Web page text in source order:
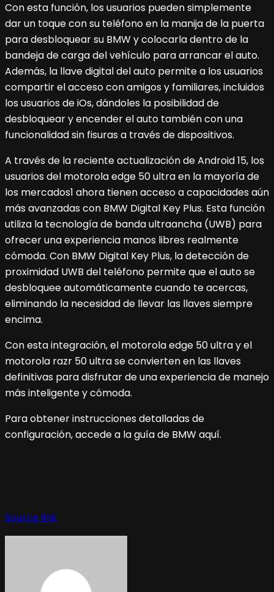
Con esta función, los usuarios pueden simplemente
dar un toque con su teléfono en la manija de la puerta
para desbloquear su BMW y colocarla dentro de la
bandeja de carga del vehículo para arrancar el auto.
Además, la llave digital del auto permite a los usuarios
compartir el acceso con amigos y familiares, incluidos
los usuarios de iOs, dándoles la posibilidad de
desbloquear y encender el auto también con una
funcionalidad sin fisuras a través de dispositivos.
A través de la reciente actualización de Android 15, los
usuarios del motorola edge 50 ultra en la mayoría de
los mercados1 ahora tienen acceso a capacidades aún
más avanzadas con BMW Digital Key Plus. Esta función
utiliza la tecnología de banda ultraancha (UWB) para
ofrecer una experiencia manos libres realmente
cómoda. Con BMW Digital Key Plus, la detección de
proximidad UWB del teléfono permite que el auto se
desbloquee automáticamente cuando te acercas,
eliminando la necesidad de llevar las llaves siempre
encima.
Con esta integración, el motorola edge 50 ultra y el
motorola razr 50 ultra se convierten en las llaves
definitivas para disfrutar de una experiencia de manejo
más inteligente y cómoda.
Para obtener instrucciones detalladas de
configuración, accede a la guía de BMW aquí.
de
entradas
Source link